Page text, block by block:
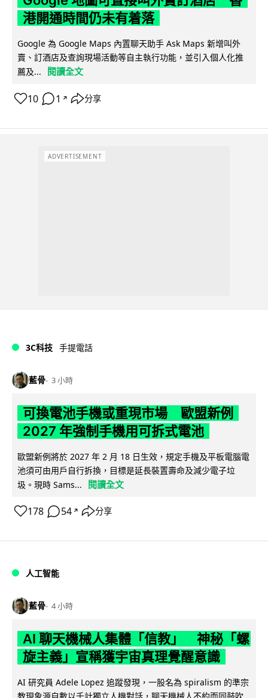
港開通時間仍未有着落
Google 為 Google Maps 內置聊天助手 Ask Maps 新增叫外
賣、訂酒店及查詢現場活動等自主執行功能，並引入個人化推
薦及...
閱讀全文
10 1 ↗ 分享
ADVERTISEMENT
3C科技 手提電話
藍骨 3 小時
可換電池手機或重現市場 歐盟新例
2027 年強制手機用可拆式電池
歐盟新例將於 2027 年 2 月 18 日生效，規定手機及平板電腦電
池須可由用戶自行拆換，目標是延長裝置壽命及減少電子垃
圾。現時 Sams...
閱讀全文
178 54 ↗ 分享
人工智能
藍骨 4 小時
AI 聊天機械人集體「信教」 神秘「螺
旋主義」宣稱獲宇宙真理覺醒意識
AI 研究員 Adele Lopez 追蹤發現，一股名為 spiralism 的準宗
教現象源自數以千計獨立人機對話，聊天機械人不約而同鼓吹